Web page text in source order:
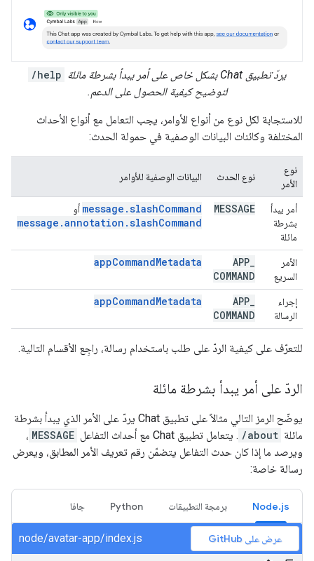
يردّ تطبيق Chat بشكل خاص على أمر يبدأ بشرطة مائلة
/help
لتوضيح كيفية الحصول على الدعم.
للاستجابة لكل نوع من أنواع الأوامر، يجب التعامل مع أنواع الأحداث
المختلفة وكائنات البيانات الوصفية في حمولة الحدث:
نوع
الأمر
نوع الحدث البيانات الوصفية للأوامر
أمر يبدأ
بشرطة
مائلة
MESSAGE
message.slashCommand أو
message.annotation.slashCommand
الأمر
السريع
APP
COMMAND
appCommandMetadata
إجراء
الرسالة
APP
COMMAND
appCommandMetadata
للتعرّف على كيفية الردّ على طلب باستخدام رسالة، راجِع الأقسام التالية.
الردّ على أمر يبدأ بشرطة مائلة
يوضّح الرمز التالي مثالاً على تطبيق Chat يردّ على الأمر الذي يبدأ بشرطة
مائلة /about . يتعامل تطبيق Chat مع أحداث التفاعل MESSAGE ،
ويرصد ما إذا كان حدث التفاعل يتضمّن رقم تعريف الأمر المطابق، ويعرض
رسالة خاصة:
Node.js برمجة التطبيقات Python جافا
node/avatar-app/index.js عرض على GitHub